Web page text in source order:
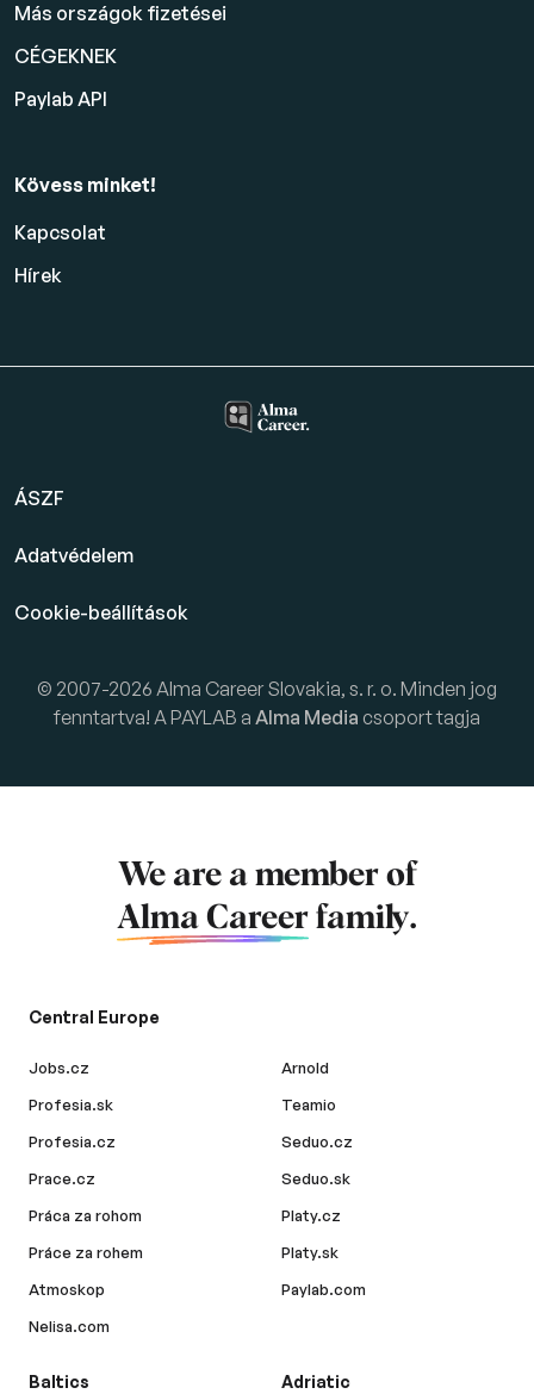
Más országok fizetései
CÉGEKNEK
Paylab API
Kövess minket!
Kapcsolat
Hírek
ÁSZF
Adatvédelem
Cookie-beállítások
© 2007-2026 Alma Career Slovakia, s. r. o. Minden jog
fenntartva! A PAYLAB a Alma Media csoport tagja
We are a member of
Alma Career family.
Central Europe
Jobs.cz
Profesia.sk
Profesia.cz
Prace.cz
Práca za rohom
Práce za rohem
Atmoskop
Nelisa.com
Arnold
Teamio
Seduo.cz
Seduo.sk
Platy.cz
Platy.sk
Paylab.com
Baltics Adriatic